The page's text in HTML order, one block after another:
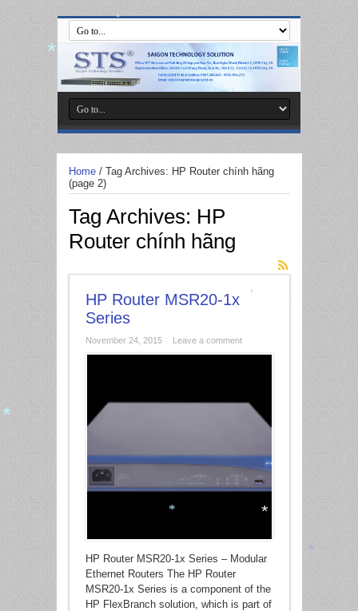
Home/ Tag Archives: HP Router chính hãng
(page 2)
Tag Archives: HP
Router chính hãng
HP Router MSR20-1x
Series
November 24, 2015 Leave a comment
HP Router MSR20-1x Series – Modular
Ethernet Routers The HP Router
MSR20-1x Series is a component of the
HP FlexBranch solution, which is part of
*
*
*